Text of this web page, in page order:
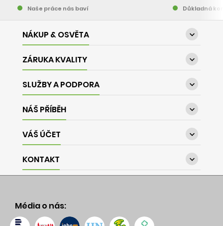
Naše práce nás baví
Důkladná
NÁKUP & OSVĚTA 
ZÁRUKA KVALITY 
SLUŽBY A PODPORA 
NÁŠ PŘÍBĚH 
VÁŠ ÚČET 
KONTAKT 
Média o nás: